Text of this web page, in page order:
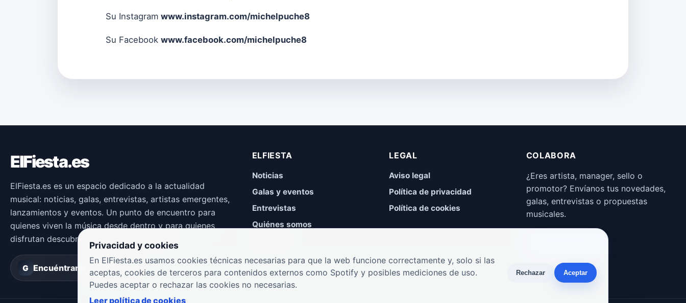
Su Instagram www.instagram.com/michelpuche8
Su Facebook www.facebook.com/michelpuche8
ElFiesta.es
ElFiesta.es es un espacio dedicado a la actualidad
musical: noticias, galas, entrevistas, artistas emergentes,
lanzamientos y eventos. Un punto de encuentro para
quienes viven la música desde dentro y para quienes
disfrutan descubriendo nuevas propuestas.
G Encuéntranos en Groover
ELFIESTA
Noticias
Galas y eventos
Entrevistas
Quiénes somos
LEGAL
Aviso legal
Política de privacidad
Política de cookies
COLABORA
¿Eres artista, manager, sello o
promotor? Envíanos tus novedades,
galas, entrevistas o propuestas
musicales.
Privacidad y cookies
En ElFiesta.es usamos cookies técnicas necesarias para que la web funcione correctamente y, solo si las
aceptas, cookies de terceros para contenidos externos como Spotify y posibles mediciones de uso.
Puedes aceptar o rechazar las cookies no necesarias.
Leer política de cookies
Rechazar Aceptar